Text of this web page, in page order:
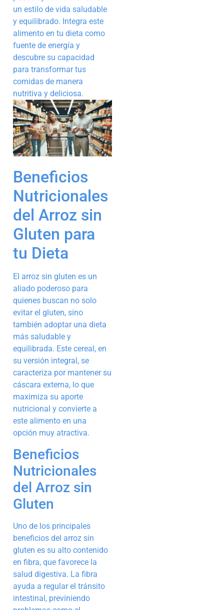
un estilo de vida saludable
y equilibrado. Integra este
alimento en tu dieta como
fuente de energía y
descubre su capacidad
para transformar tus
comidas de manera
nutritiva y deliciosa.
Beneficios
Nutricionales
del Arroz sin
Gluten para
tu Dieta
El arroz sin gluten es un
aliado poderoso para
quienes buscan no solo
evitar el gluten, sino
también adoptar una dieta
más saludable y
equilibrada. Este cereal, en
su versión integral, se
caracteriza por mantener su
cáscara externa, lo que
maximiza su aporte
nutricional y convierte a
este alimento en una
opción muy atractiva.
Beneficios
Nutricionales
del Arroz sin
Gluten
Uno de los principales
beneficios del arroz sin
gluten es su alto contenido
en fibra, que favorece la
salud digestiva. La fibra
ayuda a regular el tránsito
intestinal, previniendo